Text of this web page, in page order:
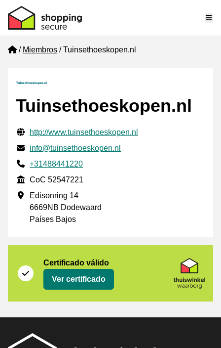
Home
Miembros Tuinsethoeskopen.nl
Tuinsethoeskopen.nl
Información de contacto verificada
Website URL
http://www.tuinsethoeskopen.nl
Envía un correo electrónico a
info@tuinsethoeskopen.nl
Phone number
+31488441220
CoC
CoC 52547221
Dirección de la empresa
Edisonring 14
6669NB Dodewaard
Países Bajos
Certificado válido
Ver certificado